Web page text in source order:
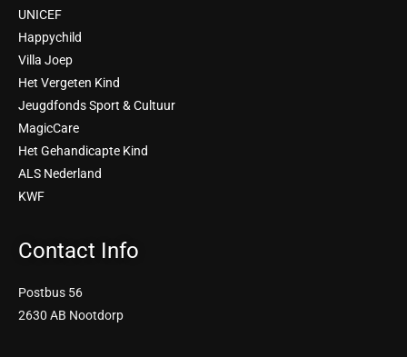
UNICEF
Happychild
Villa Joep
Het Vergeten Kind
Jeugdfonds Sport & Cultuur
MagicCare
Het Gehandicapte Kind
ALS Nederland
KWF
Contact Info
Postbus 56
2630 AB Nootdorp